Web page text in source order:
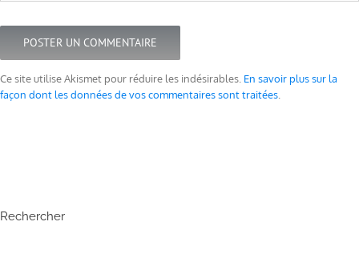
Ce site utilise Akismet pour réduire les indésirables. En savoir plus sur la
façon dont les données de vos commentaires sont traitées
Rechercher